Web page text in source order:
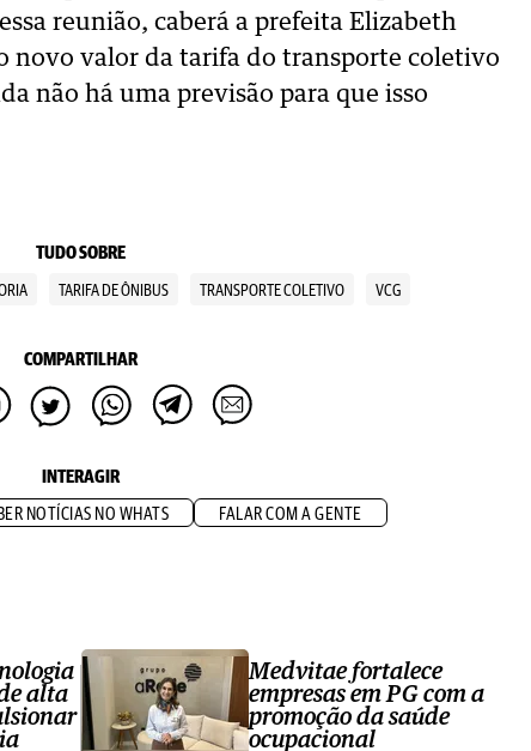
reunião, caberá a prefeita Elizabeth
novo valor da tarifa do transporte coletivo
não há uma previsão para que isso
TUDO SOBRE
TARIFA DE ÔNIBUS TRANSPORTE COLETIVO VCG
COMPARTILHAR
INTERAGIR
NOTÍCIAS NO WHATS FALAR COM A GENTE
alta
Medvitae fortalece
empresas em PG com a
promoção da saúde
ocupacional